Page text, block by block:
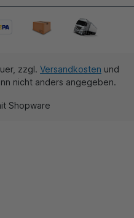
zzgl. Versandkosten und
nicht anders angegeben.
Shopware